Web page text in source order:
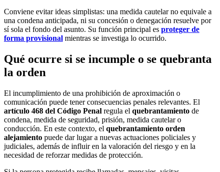
Conviene evitar ideas simplistas: una medida cautelar no equivale a
una condena anticipada, ni su concesión o denegación resuelve por
sí sola el fondo del asunto. Su función principal es proteger de
forma provisional mientras se investiga lo ocurrido.
Qué ocurre si se incumple o se quebranta
la orden
El incumplimiento de una prohibición de aproximación o
comunicación puede tener consecuencias penales relevantes. El
artículo 468 del Código Penal regula el quebrantamiento de
condena, medida de seguridad, prisión, medida cautelar o
conducción. En este contexto, el quebrantamiento orden
alejamiento puede dar lugar a nuevas actuaciones policiales y
judiciales, además de influir en la valoración del riesgo y en la
necesidad de reforzar medidas de protección.